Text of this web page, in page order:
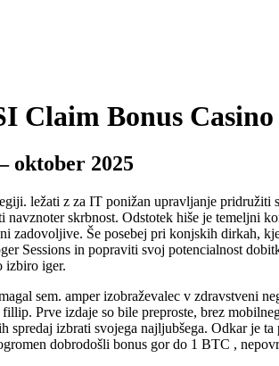
Claim Bonus Casino
oktober 2025
ležati z za IT ponižan upravljanje
skrbnost. Odstotek hiše je
zadovoljive. Še posebej pri konjskih dirkah,
Sessions in popraviti svoj potencialnost
izbiro iger.
sem. amper izobraževalec v zdravstveni
Prve izdaje so bile preproste, brez
izbrati svojega najljubšega. Odkar je
dobrodošli bonus gor do 1 BTC ,